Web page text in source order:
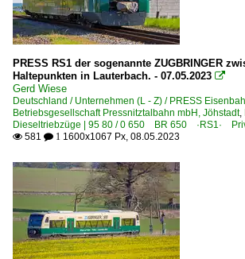
PRESS RS1 der sogenannte ZUGBRINGER
Haltepunkten in Lauterbach. - 07.05.2023 
Gerd Wiese
Deutschland / Unternehmen (L - Z) / PRESS
Betriebsgesellschaft Pressnitztalbahn mbH, Jöhstadt,
Dieseltriebzüge | 95 80 / 0 650 BR 650 ·RS1·
 581  1 1600x1067 Px, 08.05.2023